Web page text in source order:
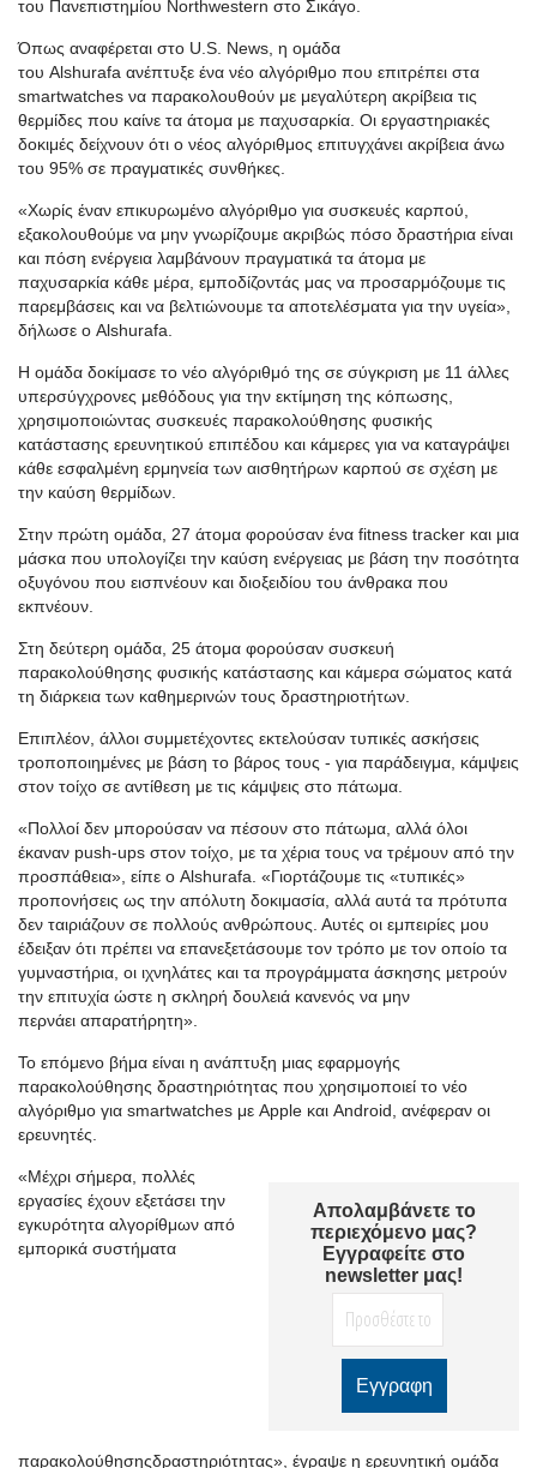
του Πανεπιστημίου Northwestern στο Σικάγο.
Όπως αναφέρεται στο U.S. News, η ομάδα
του Alshurafa ανέπτυξε ένα νέο αλγόριθμο που επιτρέπει στα
smartwatches να παρακολουθούν με μεγαλύτερη ακρίβεια τις
θερμίδες που καίνε τα άτομα με παχυσαρκία. Οι εργαστηριακές
δοκιμές δείχνουν ότι ο νέος αλγόριθμος επιτυγχάνει ακρίβεια άνω
του 95% σε πραγματικές συνθήκες.
«Χωρίς έναν επικυρωμένο αλγόριθμο για συσκευές καρπού,
εξακολουθούμε να μην γνωρίζουμε ακριβώς πόσο δραστήρια είναι
και πόση ενέργεια λαμβάνουν πραγματικά τα άτομα με
παχυσαρκία κάθε μέρα, εμποδίζοντάς μας να προσαρμόζουμε τις
παρεμβάσεις και να βελτιώνουμε τα αποτελέσματα για την υγεία»,
δήλωσε ο Alshurafa.
Η ομάδα δοκίμασε το νέο αλγόριθμό της σε σύγκριση με 11 άλλες
υπερσύγχρονες μεθόδους για την εκτίμηση της κόπωσης,
χρησιμοποιώντας συσκευές παρακολούθησης φυσικής
κατάστασης ερευνητικού επιπέδου και κάμερες για να καταγράψει
κάθε εσφαλμένη ερμηνεία των αισθητήρων καρπού σε σχέση με
την καύση θερμίδων.
Στην πρώτη ομάδα, 27 άτομα φορούσαν ένα fitness tracker και μια
μάσκα που υπολογίζει την καύση ενέργειας με βάση την ποσότητα
οξυγόνου που εισπνέουν και διοξειδίου του άνθρακα που
εκπνέουν.
Στη δεύτερη ομάδα, 25 άτομα φορούσαν συσκευή
παρακολούθησης φυσικής κατάστασης και κάμερα σώματος κατά
τη διάρκεια των καθημερινών τους δραστηριοτήτων.
Επιπλέον, άλλοι συμμετέχοντες εκτελούσαν τυπικές ασκήσεις
τροποποιημένες με βάση το βάρος τους - για παράδειγμα, κάμψεις
στον τοίχο σε αντίθεση με τις κάμψεις στο πάτωμα.
«Πολλοί δεν μπορούσαν να πέσουν στο πάτωμα, αλλά όλοι
έκαναν push-ups στον τοίχο, με τα χέρια τους να τρέμουν από την
προσπάθεια», είπε ο Alshurafa. «Γιορτάζουμε τις «τυπικές»
προπονήσεις ως την απόλυτη δοκιμασία, αλλά αυτά τα πρότυπα
δεν ταιριάζουν σε πολλούς ανθρώπους. Αυτές οι εμπειρίες μου
έδειξαν ότι πρέπει να επανεξετάσουμε τον τρόπο με τον οποίο τα
γυμναστήρια, οι ιχνηλάτες και τα προγράμματα άσκησης μετρούν
την επιτυχία ώστε η σκληρή δουλειά κανενός να μην
περνάει απαρατήρητη».
Το επόμενο βήμα είναι η ανάπτυξη μιας εφαρμογής
παρακολούθησης δραστηριότητας που χρησιμοποιεί το νέο
αλγόριθμο για smartwatches με Apple και Android, ανέφεραν οι
ερευνητές.
Απολαμβάνετε το
περιεχόμενο μας?
Εγγραφείτε στο
newsletter μας!
«Μέχρι σήμερα, πολλές
εργασίες έχουν εξετάσει την
εγκυρότητα αλγορίθμων από
εμπορικά συστήματα
παρακολούθησηςδραστηριότητας», έγραψε η ερευνητική ομάδα